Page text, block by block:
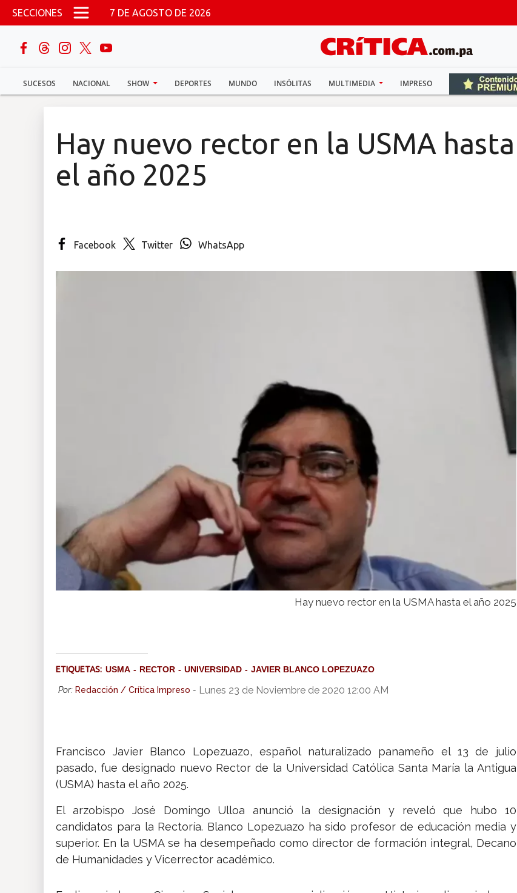
Pasar al contenido principal
SECCIONES 7 DE AGOSTO DE 2026
SUCESOS NACIONAL SHOW DEPORTES MUNDO INSÓLITAS MULTIMEDIA IMPRESO
buscar
Sucesos
Hay nuevo rector en la USMA hasta
el año 2025
Facebook Twitter WhatsApp
Hay nuevo rector en la USMA hasta el año 2025
ETIQUETAS: USMA RECTOR UNIVERSIDAD JAVIER BLANCO LOPEZUAZO
Por: Redacción / Crítica Impreso - Lunes 23 de Noviembre de 2020 12:00 AM
Francisco Javier Blanco Lopezuazo, español naturalizado panameño el 13 de julio
pasado, fue designado nuevo Rector de la Universidad Católica Santa María la Antigua
(USMA) hasta el año 2025.
El arzobispo José Domingo Ulloa anunció la designación y reveló que hubo 10
candidatos para la Rectoría. Blanco Lopezuazo ha sido profesor de educación media y
superior. En la USMA se ha desempeñado como director de formación integral, Decano
de Humanidades y Vicerrector académico.